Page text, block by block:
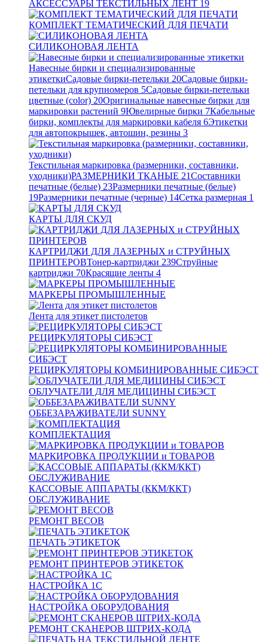
АКСЕССУАРЫ ТЕКСТИЛЬНЫХ ЛЕНТ 19
КОМПЛЕКТ ТЕМАТИЧЕСКИЙ ДЛЯ ПЕЧАТИ
СИЛИКОНОВАЯ ЛЕНТА
Навесные бирки и специализированные
этикеткиСадовые бирки-петельки 20Садовые бирки-
петельки для крупномеров 5Садовые бирки-петельки
цветные (color) 20Оригинальные навесные бирки для
маркировки растений 9Ювелирные бирки 7Кабельные
бирки, комплекты для маркировки кабеля 6Этикетки
для автопокрышек, автошин, резины 3
Текстильная маркировка (размерники, составники,
уходники)РАЗМЕРНИКИ ТКАНЫЕ 21Составники
печатные (белые) 23Размерники печатные (белые)
19Размерники печатные (черные) 14Сетка размерная 1
КАРТЫ ДЛЯ СКУД
КАРТРИДЖИ ДЛЯ ЛАЗЕРНЫХ и СТРУЙНЫХ
ПРИНТЕРОВТонер-картриджи 239Струйные
картриджи 70Красящие ленты 4
МАРКЕРЫ ПРОМЫШЛЕННЫЕ
Лента для этикет пистолетов
РЕЦИРКУЛЯТОРЫ СИБЭСТ
РЕЦИРКУЛЯТОРЫ КОМБИНИРОВАННЫЕ СИБЭСТ
ОБЛУЧАТЕЛИ ДЛЯ МЕДИЦИНЫ СИБЭСТ
ОББЕЗАРАЖИВАТЕЛИ SUNNY
КОМПЛЕКТАЦИЯ
МАРКИРОВКА ПРОДУКЦИИ и ТОВАРОВ
КАССОВЫЕ АППАРАТЫ (ККМ/ККТ)
ОБСЛУЖИВАНИЕ
РЕМОНТ ВЕСОВ
ПЕЧАТЬ ЭТИКЕТОК
РЕМОНТ ПРИНТЕРОВ ЭТИКЕТОК
НАСТРОЙКА 1С
НАСТРОЙКА ОБОРУДОВАНИЯ
РЕМОНТ СКАНЕРОВ ШТРИХ-КОДА